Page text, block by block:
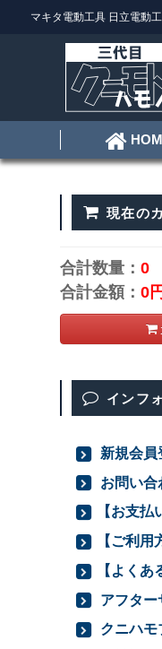
マキタ電動工具 日立電動
現在の
合計数量：0
合計金額：0
インフ
新規会員
お問い合
【お支払
【ご利用
【よくあ
アフター
クニハモ